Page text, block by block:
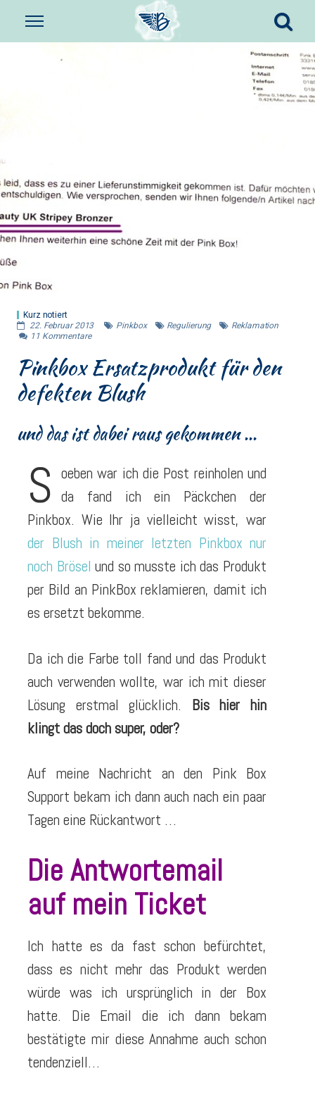
Kurz notiert
22. Februar 2013
Pinkbox Regulierung
Reklamation
11 Kommentare
Pinkbox Ersatzprodukt für den
defekten Blush
und das ist dabei raus gekommen ...
S oeben war ich die Post reinholen und
da fand ich ein Päckchen der
Pinkbox. Wie Ihr ja vielleicht wisst, war
der Blush in meiner letzten Pinkbox nur
noch Bröselund so musste ich das Produkt
per Bild an PinkBox reklamieren, damit ich
es ersetzt bekomme.
Da ich die Farbe toll fand und das Produkt
auch verwenden wollte, war ich mit dieser
Lösung erstmal glücklich. Bis hier hin
klingt das doch super, oder?
Auf meine Nachricht an den Pink Box
Support bekam ich dann auch nach ein paar
Tagen eine Rückantwort …
Die Antwortemail
auf mein Ticket
Ich hatte es da fast schon befürchtet,
dass es nicht mehr das Produkt werden
würde was ich ursprünglich in der Box
hatte. Die Email die ich dann bekam
bestätigte mir diese Annahme auch schon
tendenziell…